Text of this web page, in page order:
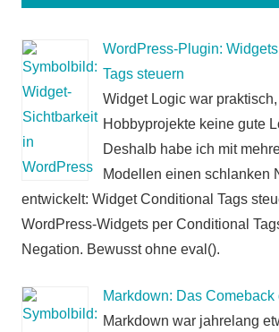
WordPress-Plugin:
Tags steuern
Widget Logic war
Hobbyprojekte keine gute
Deshalb habe ich mit
Modellen einen schlanken
entwickelt: Widget Conditional Tags
WordPress-Widgets per Conditional
Negation. Bewusst ohne eval().
Markdown: Das Comeback
Markdown war jahrelang